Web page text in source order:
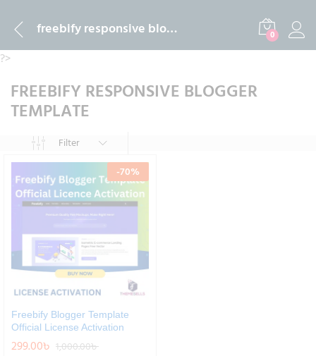
freebify responsive blogger template 0
?>
FREEBIFY RESPONSIVE BLOGGER
TEMPLATE
Filter
-70%
Freebify Blogger Template
Official License Activation
299.00৳ 1,000.00৳